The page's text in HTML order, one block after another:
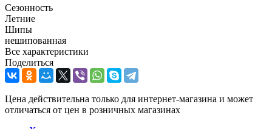
Сезонность
Летние
Шипы
нешипованная
Все характеристики
Поделиться
Цена действительна только для интернет-магазина и может
отличаться от цен в розничных магазинах